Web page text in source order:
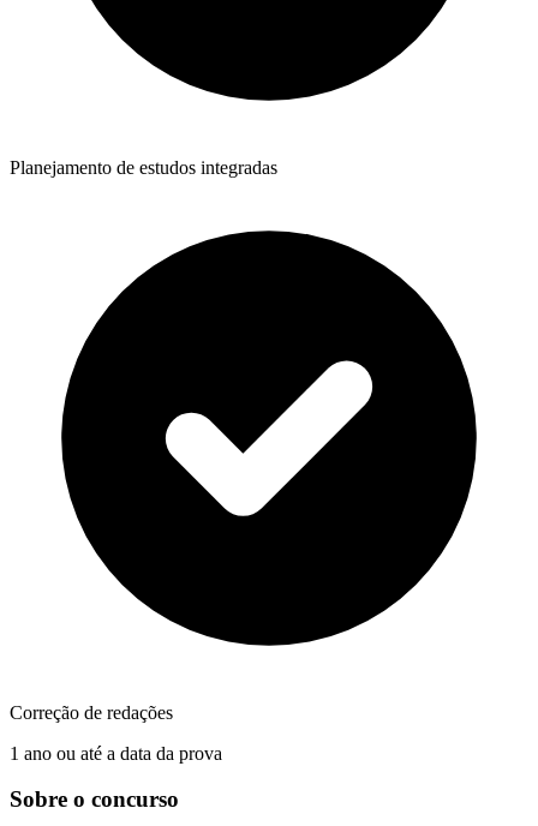
Planejamento de estudos integradas
Correção de redações
1 ano ou até a data da prova
Sobre o concurso